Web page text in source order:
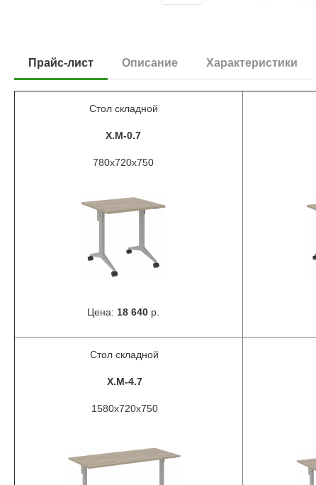
Прайс-лист Описание Характеристики
Стол складной
X.M-0.7
780х720х750
Цена: 18 640 р.
Стол складной
X.M-4.7
1580х720х750